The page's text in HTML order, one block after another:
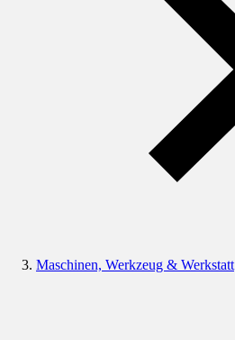
Maschinen, Werkzeug & Werkstatt